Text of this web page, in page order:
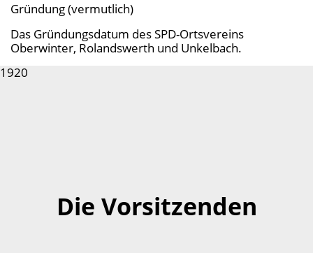
Gründung (vermutlich)
Das Gründungsdatum des SPD-Ortsvereins
Oberwinter, Rolandswerth und Unkelbach.
1920
Die Vorsitzenden